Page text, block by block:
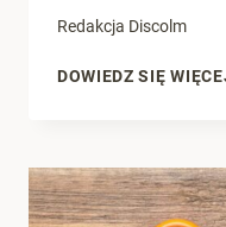
Redakcja Discolm
DOWIEDZ SIĘ